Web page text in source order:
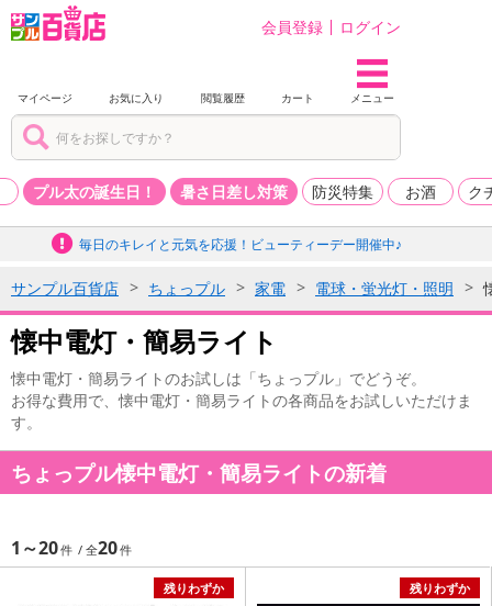
会員登録 ログイン
マイページ お気に入り 閲覧履歴 カート メニュー
プル太の誕生日！ 暑さ日差し対策 防災特集 お酒 ク
毎日のキレイと元気を応援！ビューティーデー開催中♪
サンプル百貨店 ちょっプル 家電 電球・蛍光灯・照明
懐中電灯・簡易ライト
懐中電灯・簡易ライトのお試しは「ちょっプル」でどうぞ。
お得な費用で、懐中電灯・簡易ライトの各商品をお試しいただけま
す。
ちょっプル懐中電灯・簡易ライトの新着
1～20 20
残りわずか 残りわずか